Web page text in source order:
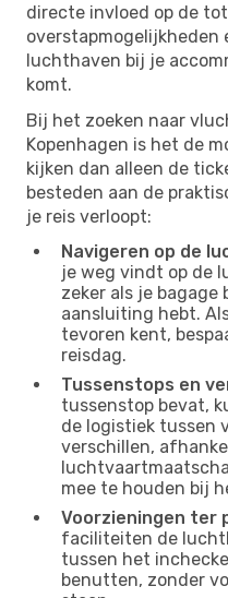
directe invloed op de
overstapmogelijkheden
luchthaven bij je
komt.
Bij het zoeken naar
Kopenhagen is het de
kijken dan alleen de
besteden aan de
je reis verloopt:
Navigeren op de
je weg vindt op de
zeker als je bagage
aansluiting hebt.
tevoren kent,
reisdag.
Tussenstops en
tussenstop bevat,
de logistiek tussen
verschillen,
mee te houden bij
Voorzieningen ter
faciliteiten de
tussen het
benutten, zonder